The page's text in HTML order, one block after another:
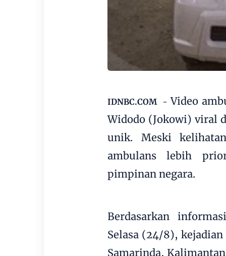
IDNBC.COM-Video
Widodo (Jokowi) viral
unik. Meski
ambulans lebih
pimpinan negara.
Berdasarkan
Selasa (24/8),
Samarinda,